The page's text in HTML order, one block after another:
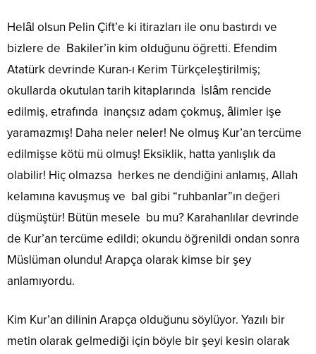
Helâl olsun Pelin Çift’e ki itirazları ile onu bastırdı ve
bizlere de Bakiler’in kim olduğunu öğretti. Efendim
Atatürk devrinde Kuran-ı Kerim Türkçeleştirilmiş;
okullarda okutulan tarih kitaplarında İslâm rencide
edilmiş, etrafında inançsız adam çokmuş, âlimler işe
yaramazmış! Daha neler neler! Ne olmuş Kur’an tercüme
edilmişse kötü mü olmuş! Eksiklik, hatta yanlışlık da
olabilir! Hiç olmazsa herkes ne dendiğini anlamış, Allah
kelamına kavuşmuş ve bal gibi “ruhbanlar”ın değeri
düşmüştür! Bütün mesele bu mu? Karahanlılar devrinde
de Kur’an tercüme edildi; okundu öğrenildi ondan sonra
Müslüman olundu! Arapça olarak kimse bir şey
anlamıyordu.
Kim Kur’an dilinin Arapça olduğunu söylüyor. Yazılı bir
metin olarak gelmediği için böyle bir şeyi kesin olarak